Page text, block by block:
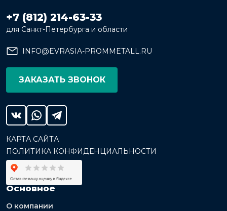
+7 (812) 214-63-33
для Санкт-Петербурга и области
INFO@EVRASIA-PROMMETALL.RU
ЗАКАЗАТЬ ЗВОНОК
КАРТА САЙТА
ПОЛИТИКА КОНФИДЕНЦИАЛЬНОСТИ
Основное
О компании